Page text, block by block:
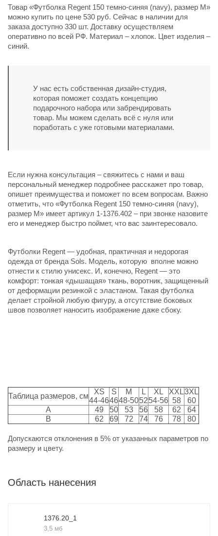
Товар «Футболка Regent 150 темно-синяя (navy), размер M»
можно купить по цене 530 руб. Сейчас в наличии для
заказа доступно 330 шт. Доставку осуществляем
оперативно по всей РФ. Материал – хлопок. Цвет изделия –
синий.
У нас есть собственная дизайн-студия,
которая поможет создать концепцию
подарочного набора или забрендировать
товар. Мы можем сделать всё с нуля или
поработать с уже готовыми материалами.
Если нужна консультация – свяжитесь с нами и ваш
персональный менеджер подробнее расскажет про товар,
опишет преимущества и поможет по всем вопросам. Важно
отметить, что «Футболка Regent 150 темно-синяя (navy),
размер M» имеет артикул 1-1376.402 – при звонке назовите
его и менеджер быстро поймет, что вас заинтересовало.
Футболки Regent — удобная, практичная и недорогая
одежда от бренда Sols. Модель, которую вполне можно
отнести к стилю унисекс. И, конечно, Regent — это
комфорт: тонкая «дышащая» ткань, воротник, защищенный
от деформации резинкой с эластаном. Такая футболка
делает стройной любую фигуру, а отсутствие боковых
швов позволяет наносить изображение даже сбоку.
Таблица размеров, см
XS
44-46
S
46
M
48-50
L
52
XL
54-56
XXL
58
3XL
60
A
49 50 53 56 58 62
64
B
62 69 72 74 76 78 80
Допускаются отклонения в 5% от указанных параметров по
размеру и цвету.
Область нанесения
1376.20_1
3,5 мб